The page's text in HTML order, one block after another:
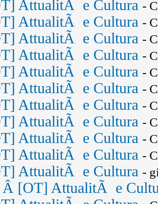
AttualitÃ e Cultura -
AttualitÃ e Cultura -
AttualitÃ e Cultura -
AttualitÃ e Cultura -
AttualitÃ e Cultura -
AttualitÃ e Cultura -
AttualitÃ e Cultura -
AttualitÃ e Cultura -
AttualitÃ e Cultura -
AttualitÃ e Cultura -
AttualitÃ e Cultura -
[OT] AttualitÃ e